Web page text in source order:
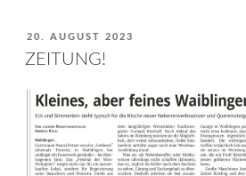
VERÖFFENTLICHT
AM
20. AUGUST 2023
ZEITUNG!